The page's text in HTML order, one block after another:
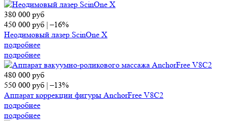
380 000 руб
450 000 руб |–16%
Неодимовый лазер ScinOne X
подробнее
подробнее
480 000 руб
550 000 руб |–13%
Аппарат коррекции фигуры AnchorFree V8C2
подробнее
подробнее